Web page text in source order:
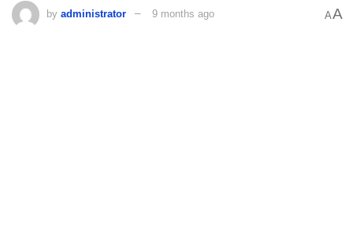
by administrator 9 months ago AA